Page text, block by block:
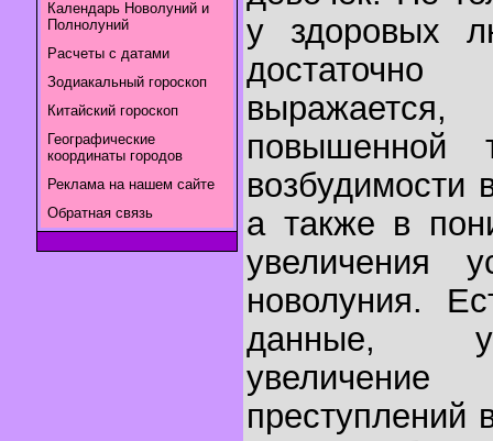
Календарь Новолуний и
Полнолуний
Расчеты с датами
Зодиакальный гороскоп
Китайский гороскоп
Географические
координаты городов
Реклама на нашем сайте
Обратная связь
у здоровых
повышенной
возбудимости
а также в
увеличения
новолуния.
данные,
преступлений